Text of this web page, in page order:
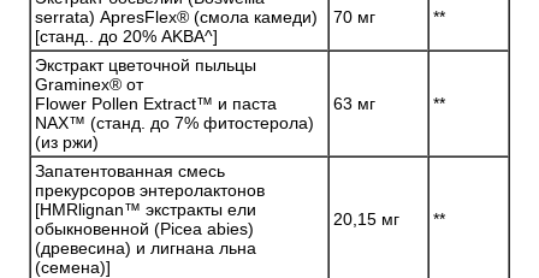
serrata) ApresFlex® (смола камеди)
[станд.. до 20% AKBA^]
70 мг **
Экстракт цветочной пыльцы
Graminex® от
Flower Pollen Extract™ и паста
NAX™ (станд. до 7% фитостерола)
(из ржи)
63 мг **
Запатентованная смесь
прекурсоров энтеролактонов
[HMRlignan™ экстракты ели
обыкновенной (Picea abies)
(древесина) и лигнана льна
(семена)]
20,15 мг **